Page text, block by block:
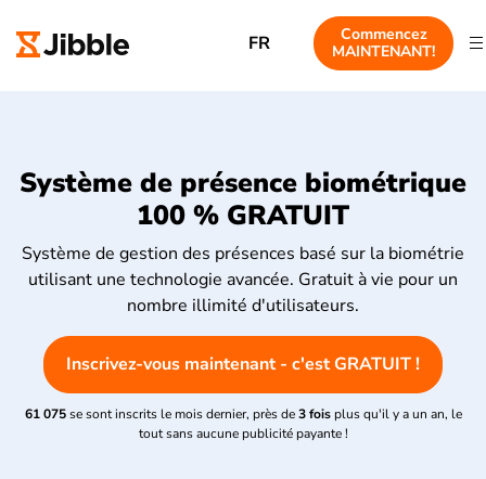
FR
Commencez
MAINTENANT!
Système de présence biométrique
100 % GRATUIT
Système de gestion des présences basé sur la biométrie
utilisant une technologie avancée. Gratuit à vie pour un
nombre illimité d'utilisateurs.
Inscrivez-vous maintenant - c'est GRATUIT !
61 075 se sont inscrits le mois dernier, près de 3 fois plus qu'il y a un an, le
tout sans aucune publicité payante !